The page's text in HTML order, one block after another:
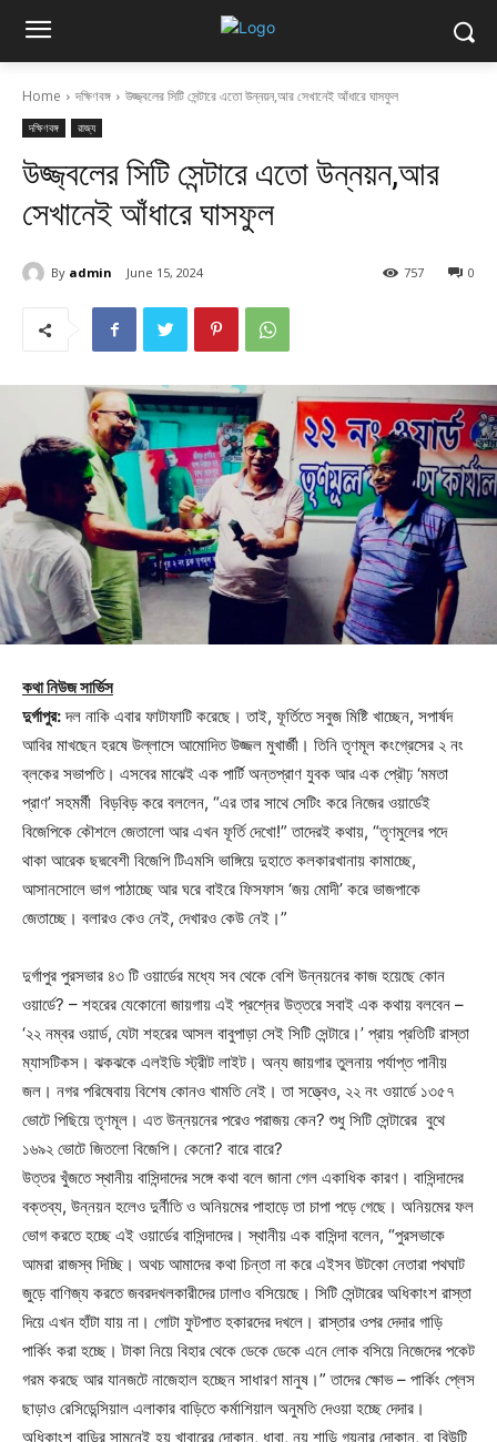
Home দক্ষিণবঙ্গ উজ্জ্বলের সিটি সেন্টারে এতো উন্নয়ন,আর সেখানেই আঁধারে ঘাসফুল
দক্ষিণবঙ্গ রাজ্য
উজ্জ্বলের সিটি সেন্টারে এতো উন্নয়ন,আর
সেখানেই আঁধারে ঘাসফুল
By admin June 15, 2024 0
757
কথা নিউজ সার্ভিস
দুর্গাপুর:দল নাকি এবার ফাটাফাটি করেছে। তাই, ফূর্তিতে সবুজ মিষ্টি খাচ্ছেন, সপার্ষদ
আবির মাখছেন হরষে উল্লাসে আমোদিত উজ্জল মুখার্জী। তিনি তৃণমূল কংগ্রেসের ২ নং
ব্লকের সভাপতি। এসবের মাঝেই এক পার্টি অন্তপ্রাণ যুবক আর এক প্রৌঢ় ‘মমতা
প্রাণ’ সহমর্মী বিড়বিড় করে বললেন, “এর তার সাথে সেটিং করে নিজের ওয়ার্ডেই
বিজেপিকে কৌশলে জেতালো আর এখন ফূর্তি দেখো!” তাদেরই কথায়, “তৃণমুলের পদে
থাকা আরেক ছদ্মবেশী বিজেপি টিএমসি ভাঙ্গিয়ে দুহাতে কলকারখানায় কামাচ্ছে,
আসানসোলে ভাগ পাঠাচ্ছে আর ঘরে বাইরে ফিসফাস ‘জয় মোদী’ করে ভাজপাকে
জেতাচ্ছে। বলারও কেও নেই, দেখারও কেউ নেই।”
দুর্গাপুর পুরসভার ৪৩ টি ওয়ার্ডের মধ্যে সব থেকে বেশি উন্নয়নের কাজ হয়েছে কোন
ওয়ার্ডে? – শহরের যেকোনো জায়গায় এই প্রশ্নের উত্তরে সবাই এক কথায় বলবেন –
‘২২ নম্বর ওয়ার্ড, যেটা শহরের আসল বাবুপাড়া সেই সিটি সেন্টারে।’ প্রায় প্রতিটি রাস্তা
ম্যাসটিকস। ঝকঝকে এলইডি স্ট্রীট লাইট। অন্য জায়গার তুলনায় পর্যাপ্ত পানীয়
জল। নগর পরিষেবায় বিশেষ কোনও খামতি নেই। তা সত্ত্বেও, ২২ নং ওয়ার্ডে ১৩৫৭
ভোটে পিছিয়ে তৃণমূল। এত উন্নয়নের পরেও পরাজয় কেন? শুধু সিটি সেন্টারের বুথে
১৬৯২ ভোটে জিতলো বিজেপি। কেনো? বারে বারে?
উত্তর খুঁজতে স্থানীয় বাসিন্দাদের সঙ্গে কথা বলে জানা গেল একাধিক কারণ। বাসিন্দাদের
বক্তব্য, উন্নয়ন হলেও দুর্নীতি ও অনিয়মের পাহাড়ে তা চাপা পড়ে গেছে। অনিয়মের ফল
ভোগ করতে হচ্ছে এই ওয়ার্ডের বাসিন্দাদের। স্থানীয় এক বাসিন্দা বলেন, “পুরসভাকে
আমরা রাজস্ব দিচ্ছি। অথচ আমাদের কথা চিন্তা না করে এইসব উটকো নেতারা পথঘাট
জুড়ে বাণিজ্য করতে জবরদখলকারীদের ঢালাও বসিয়েছে। সিটি সেন্টারের অধিকাংশ রাস্তা
দিয়ে এখন হাঁটা যায় না। গোটা ফুটপাত হকারদের দখলে। রাস্তার ওপর দেদার গাড়ি
পার্কিং করা হচ্ছে। টাকা নিয়ে বিহার থেকে ডেকে ডেকে এনে লোক বসিয়ে নিজেদের পকেট
গরম করছে আর যানজটে নাজেহাল হচ্ছেন সাধারণ মানুষ।” তাদের ক্ষোভ – পার্কিং প্লেস
ছাড়াও রেসিডেন্সিয়াল এলাকার বাড়িতে কর্মাশিয়াল অনুমতি দেওয়া হচ্ছে দেদার।
অধিকাংশ বাড়ির সামনেই হয় খাবারের দোকান, ধাবা, নয় শাড়ি গয়নার দোকান, বা বিউটি